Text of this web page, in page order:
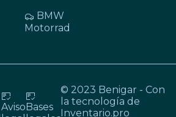
BMW
Motorrad
Aviso Bases
© 2023 Benigar - Con
la tecnología de
Inventario.pro